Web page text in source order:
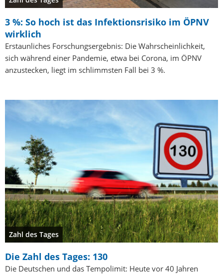
3 %: So hoch ist das Infektionsrisiko im ÖPNV
wirklich
Erstaunliches Forschungsergebnis: Die Wahrscheinlichkeit,
sich während einer Pandemie, etwa bei Corona, im ÖPNV
anzustecken, liegt im schlimmsten Fall bei 3 %.
Zahl des Tages
Die Zahl des Tages: 130
Die Deutschen und das Tempolimit: Heute vor 40 Jahren